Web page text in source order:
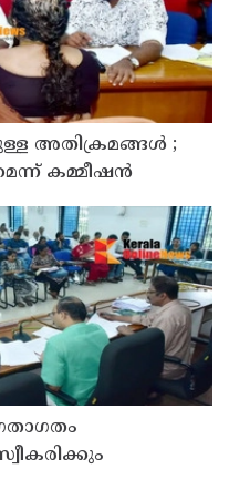
അതിക്രമങ്ങൾ ;
കമ്മീഷൻ